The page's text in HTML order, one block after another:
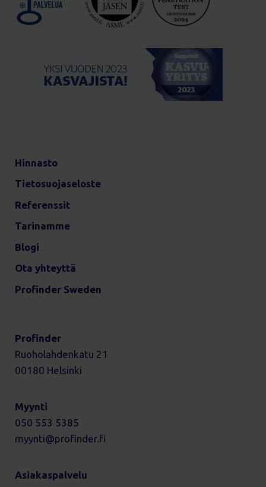
Hinnasto
Tietosuojaseloste
Referenssit
Tarinamme
Blogi
Ota yhteyttä
Profinder Sweden
Profinder
Ruoholahdenkatu 21
00180 Helsinki
Myynti
050 553 5385
myynti
profinder.fi
Asiakaspalvelu